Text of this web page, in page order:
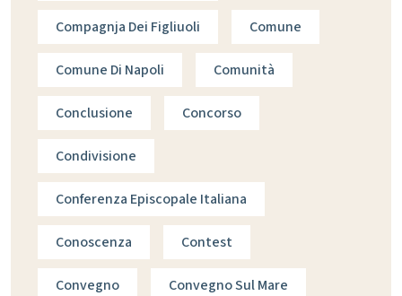
Compagnja Dei Figliuoli Comune
Comune Di Napoli Comunità
Conclusione Concorso
Condivisione
Conferenza Episcopale Italiana
Conoscenza Contest
Convegno Convegno Sul Mare